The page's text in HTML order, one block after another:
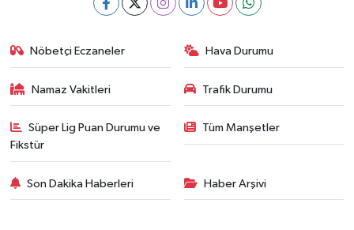
Nöbetçi Eczaneler Hava Durumu
Namaz Vakitleri Trafik Durumu
Süper Lig Puan Durumu ve
Fikstür
Tüm Manşetler
Son Dakika Haberleri Haber Arşivi